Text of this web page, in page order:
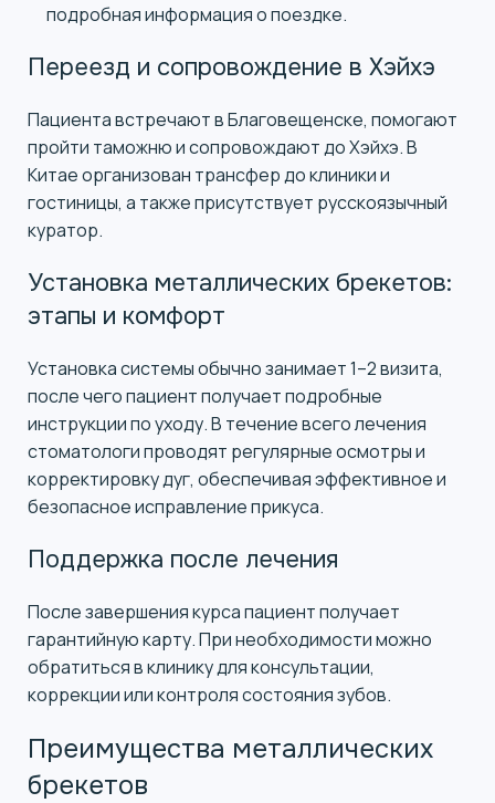
подробная информация о поездке.
Переезд и сопровождение в Хэйхэ
Пациента встречают в Благовещенске, помогают
пройти таможню и сопровождают до Хэйхэ. В
Китае организован трансфер до клиники и
гостиницы, а также присутствует русскоязычный
куратор.
Установка металлических брекетов:
этапы и комфорт
Установка системы обычно занимает 1–2 визита,
после чего пациент получает подробные
инструкции по уходу. В течение всего лечения
стоматологи проводят регулярные осмотры и
корректировку дуг, обеспечивая эффективное и
безопасное исправление прикуса.
Поддержка после лечения
После завершения курса пациент получает
гарантийную карту. При необходимости можно
обратиться в клинику для консультации,
коррекции или контроля состояния зубов.
Преимущества металлических
брекетов